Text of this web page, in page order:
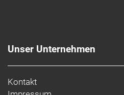
Unser Unternehmen
Kontakt